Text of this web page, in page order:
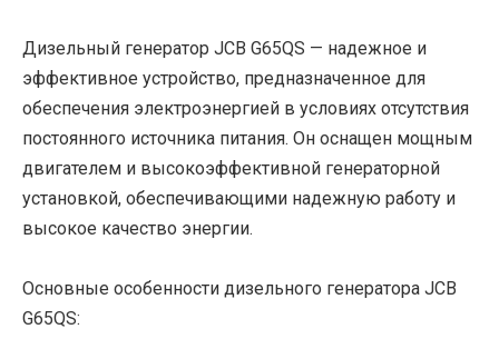
Дизельный генератор JCB G65QS — надежное и
эффективное устройство, предназначенное для
обеспечения электроэнергией в условиях отсутствия
постоянного источника питания. Он оснащен мощным
двигателем и высокоэффективной генераторной
установкой, обеспечивающими надежную работу и
высокое качество энергии.
Основные особенности дизельного генератора JCB
G65QS: